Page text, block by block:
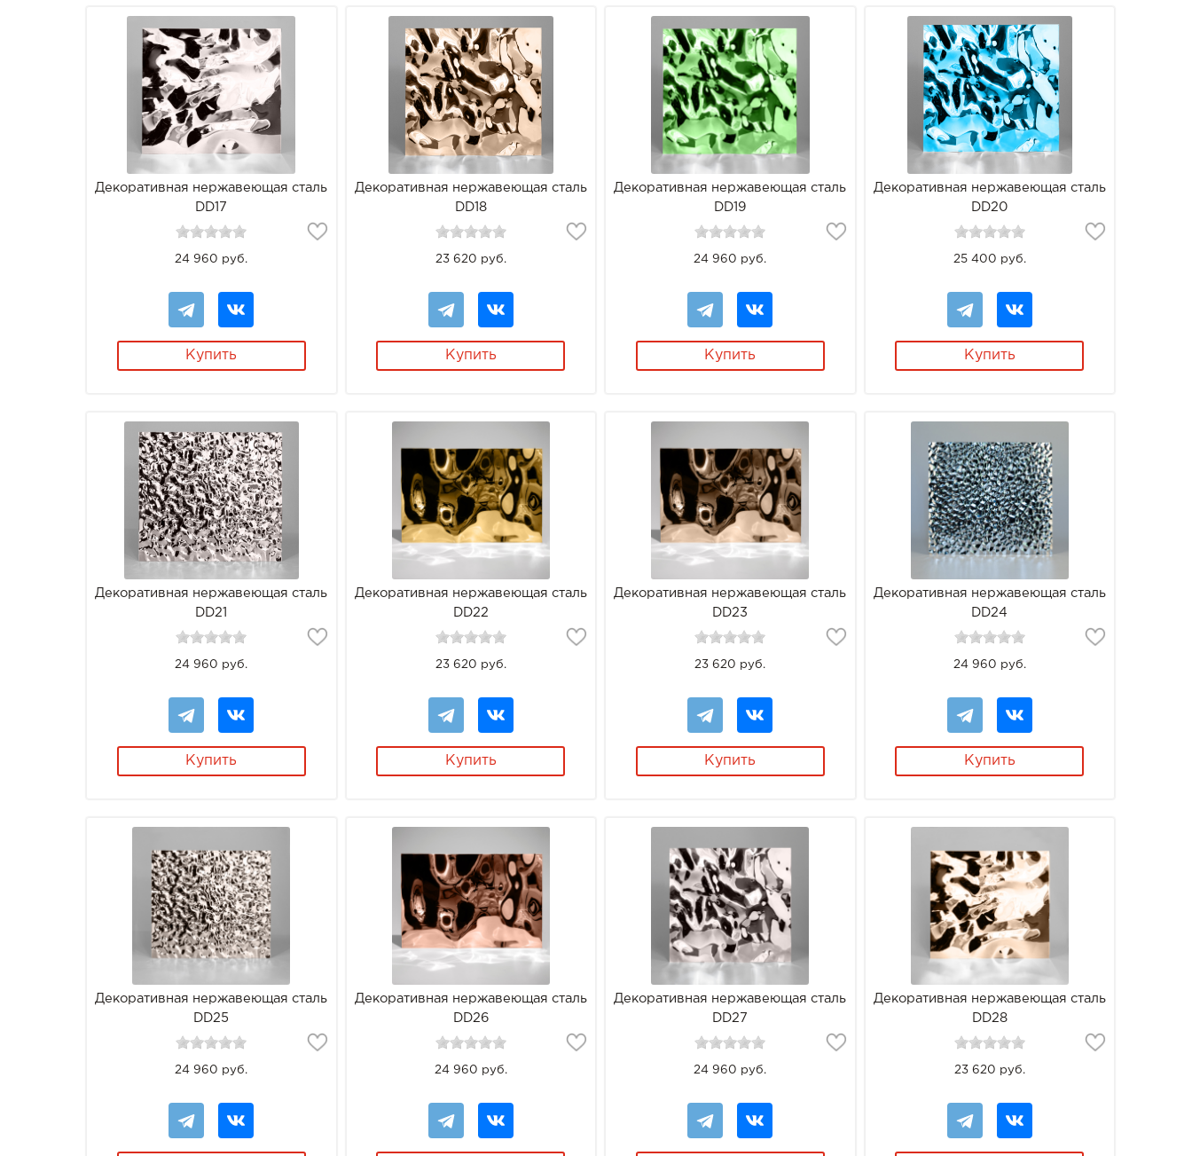
Декоративная нержавеющая сталь
DD17
24 960 руб.
Купить
Декоративная нержавеющая сталь
DD18
23 620 руб.
Купить
Декоративная нержавеющая сталь
DD19
24 960 руб.
Купить
Декоративная нержавеющая сталь
DD20
25 400 руб.
Купить
Декоративная нержавеющая сталь
DD21
24 960 руб.
Купить
Декоративная нержавеющая сталь
DD22
23 620 руб.
Купить
Декоративная нержавеющая сталь
DD23
23 620 руб.
Купить
Декоративная нержавеющая сталь
DD24
24 960 руб.
Купить
Декоративная нержавеющая сталь
DD25
24 960 руб.
Декоративная нержавеющая сталь
DD26
24 960 руб.
Декоративная нержавеющая сталь
DD27
24 960 руб.
Декоративная нержавеющая сталь
DD28
23 620 руб.